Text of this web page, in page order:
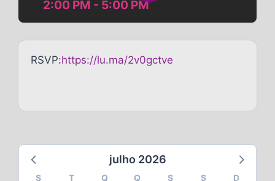
2:00 PM - 5:00 PM
RSVP:https://lu.ma/2v0gctve
julho 2026
S T Q Q S S
D